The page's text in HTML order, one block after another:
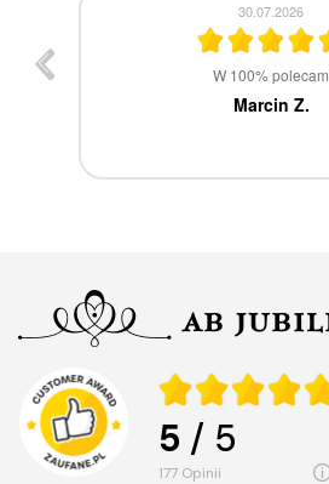
30.07.2026
W 100% polecam
Marcin Z.
5 / 5
177 opinii